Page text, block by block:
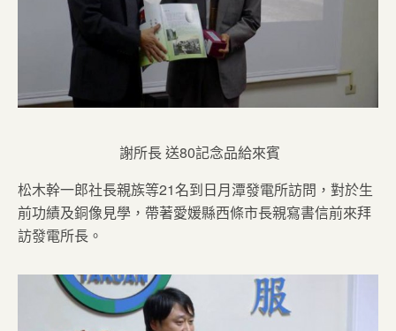
謝所長 送80記念品給來賓
松木幹一郎社長親族等21名到日月潭發電所訪問，對於生
前功績及銅像見學，帶著愛媛縣西條市長親寫書信前來拜
訪發電所長。